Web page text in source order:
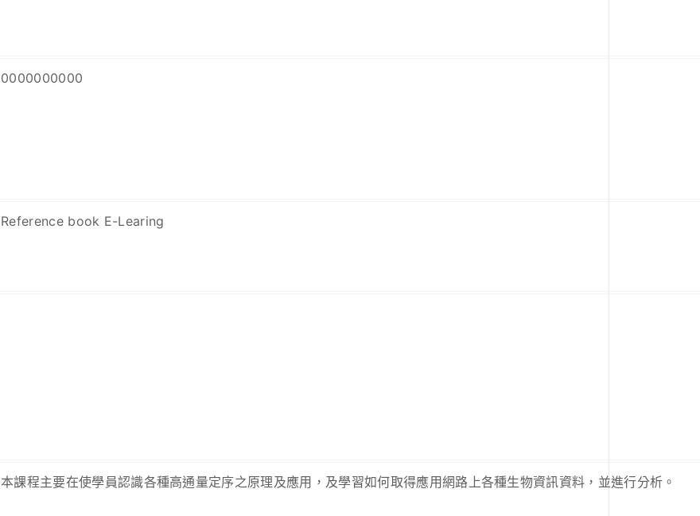
0000000000
Reference book E-Learing
本課程主要在使學員認識各種高通量定序之原理及應用，及學習如何取得應用網路上各種生物資訊資料，並進行分析。